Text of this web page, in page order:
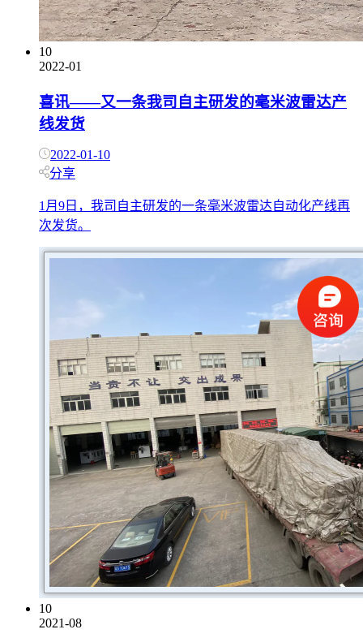
10
2022-01
喜讯——又一条我司自主研发的毫米波雷达产
线发货
2022-01-10
分享
1月9日，我司自主研发的一条毫米波雷达自动化产线再
次发货。
10
2021-08